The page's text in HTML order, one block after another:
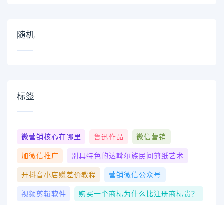
随机
标签
微营销核心在哪里 鲁迅作品 微信营销
加微信推广 别具特色的达斡尔族民间剪纸艺术
开抖音小店赚差价教程 营销微信公众号
视频剪辑软件 购买一个商标为什么比注册商标贵？